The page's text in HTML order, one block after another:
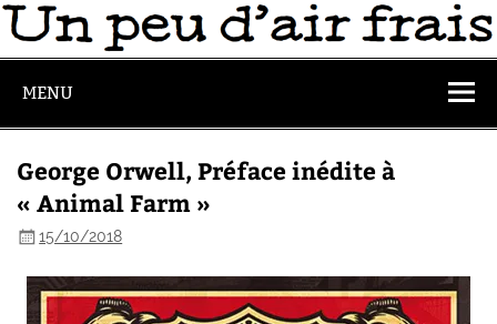
MENU
George Orwell, Préface inédite à
« Animal Farm »
15/10/2018